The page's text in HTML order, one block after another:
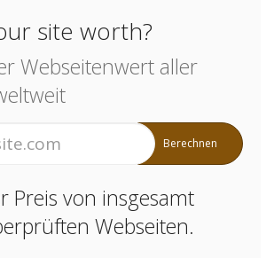
site worth?
Webseitenwert aller
Berechnen
Preis von insgesamt
Webseiten.